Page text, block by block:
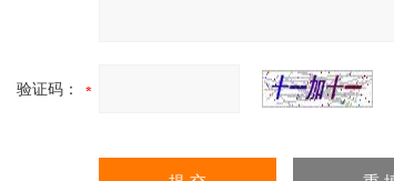
验证码：